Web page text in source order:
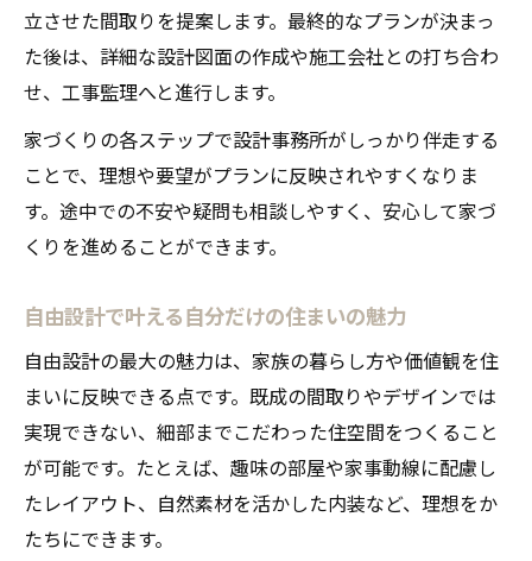
立させた間取りを提案します。最終的なプランが決まっ
た後は、詳細な設計図面の作成や施工会社との打ち合わ
せ、工事監理へと進行します。
家づくりの各ステップで設計事務所がしっかり伴走する
ことで、理想や要望がプランに反映されやすくなりま
す。途中での不安や疑問も相談しやすく、安心して家づ
くりを進めることができます。
自由設計で叶える自分だけの住まいの魅力
自由設計の最大の魅力は、家族の暮らし方や価値観を住
まいに反映できる点です。既成の間取りやデザインでは
実現できない、細部までこだわった住空間をつくること
が可能です。たとえば、趣味の部屋や家事動線に配慮し
たレイアウト、自然素材を活かした内装など、理想をか
たちにできます。